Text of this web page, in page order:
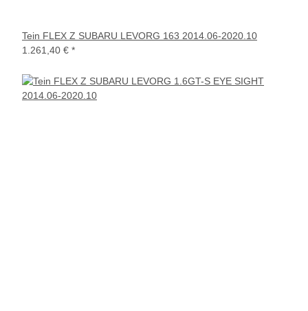
Tein FLEX Z SUBARU LEVORG 163 2014.06-2020.10
1.261,40 € *